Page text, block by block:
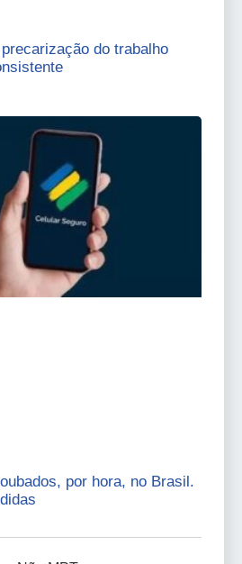
do trabalho
por hora, no Brasil.